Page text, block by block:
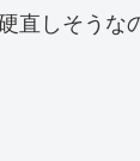
直しそうな